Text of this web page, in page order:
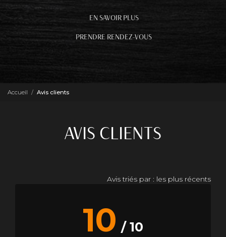
EN SAVOIR PLUS
PRENDRE RENDEZ-VOUS
Accueil Avis clients
AVIS CLIENTS
Avis triés par : les plus récents
10 / 10